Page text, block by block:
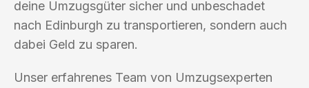
deine Umzugsgüter sicher und unbeschadet
nach Edinburgh zu transportieren, sondern auch
dabei Geld zu sparen.
Unser erfahrenes Team von Umzugsexperten